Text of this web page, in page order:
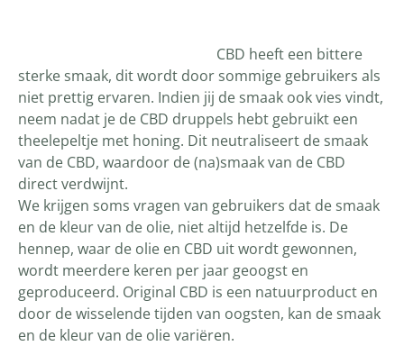
CBD heeft een bittere
sterke smaak, dit wordt door sommige gebruikers als
niet prettig ervaren. Indien jij de smaak ook vies vindt,
neem nadat je de CBD druppels hebt gebruikt een
theelepeltje met honing. Dit neutraliseert de smaak
van de CBD, waardoor de (na)smaak van de CBD
direct verdwijnt.
We krijgen soms vragen van gebruikers dat de smaak
en de kleur van de olie, niet altijd hetzelfde is. De
hennep, waar de olie en CBD uit wordt gewonnen,
wordt meerdere keren per jaar geoogst en
geproduceerd. Original CBD is een natuurproduct en
door de wisselende tijden van oogsten, kan de smaak
en de kleur van de olie variëren.